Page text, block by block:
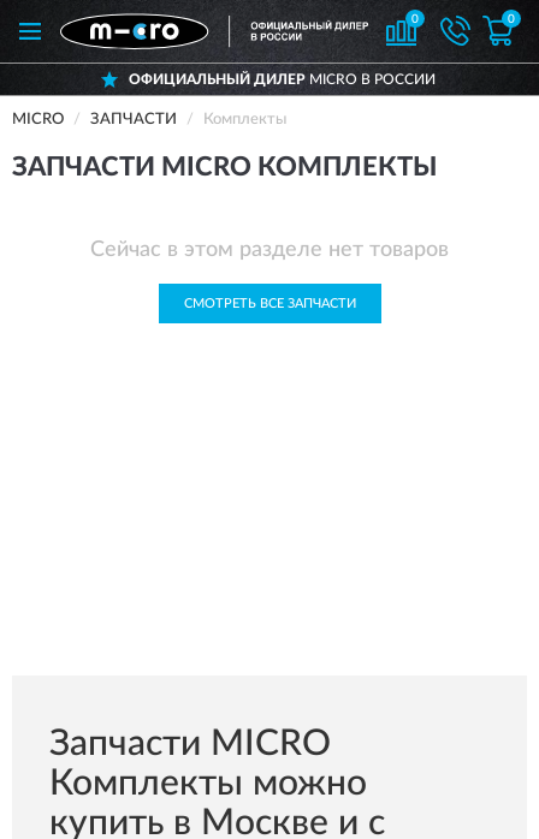
0 0
ОФИЦИАЛЬНЫЙ ДИЛЕР MICRO В РОССИИ
MICRO ЗАПЧАСТИ Комплекты
ЗАПЧАСТИ MICRO КОМПЛЕКТЫ
Сейчас в этом разделе нет товаров
СМОТРЕТЬ ВСЕ ЗАПЧАСТИ
Запчасти MICRO
Комплекты можно
купить в Москве и с